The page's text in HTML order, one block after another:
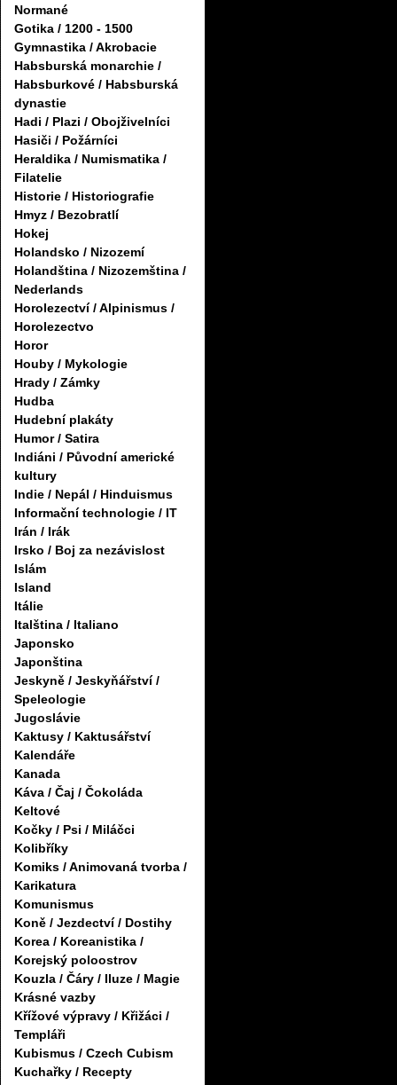
Normané
Gotika / 1200 - 1500
Gymnastika / Akrobacie
Habsburská monarchie /
Habsburkové / Habsburská
dynastie
Hadi / Plazi / Obojživelníci
Hasiči / Požárníci
Heraldika / Numismatika /
Filatelie
Historie / Historiografie
Hmyz / Bezobratlí
Hokej
Holandsko / Nizozemí
Holandština / Nizozemština /
Nederlands
Horolezectví / Alpinismus /
Horolezectvo
Horor
Houby / Mykologie
Hrady / Zámky
Hudba
Hudební plakáty
Humor / Satira
Indiáni / Původní americké
kultury
Indie / Nepál / Hinduismus
Informační technologie / IT
Irán / Irák
Irsko / Boj za nezávislost
Islám
Island
Itálie
Italština / Italiano
Japonsko
Japonština
Jeskyně / Jeskyňářství /
Speleologie
Jugoslávie
Kaktusy / Kaktusářství
Kalendáře
Kanada
Káva / Čaj / Čokoláda
Keltové
Kočky / Psi / Miláčci
Kolibříky
Komiks / Animovaná tvorba /
Karikatura
Komunismus
Koně / Jezdectví / Dostihy
Korea / Koreanistika /
Korejský poloostrov
Kouzla / Čáry / Iluze / Magie
Krásné vazby
Křížové výpravy / Křižáci /
Templáři
Kubismus / Czech Cubism
Kuchařky / Recepty